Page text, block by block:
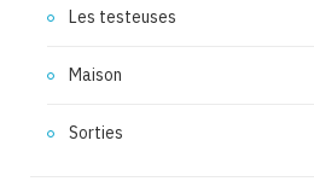
Les testeuses
Maison
Sorties